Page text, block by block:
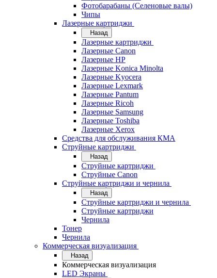
Фотобарабаны (Селеновые валы)
Чипы
Лазерные картриджи
Назад
Лазерные картриджи
Лазерные Canon
Лазерные HP
Лазерные Konica Minolta
Лазерные Kyocera
Лазерные Lexmark
Лазерные Pantum
Лазерные Ricoh
Лазерные Samsung
Лазерные Toshiba
Лазерные Xerox
Средства для обслуживания КМА
Струйные картриджи
Назад
Струйные картриджи
Струйные Canon
Струйные картриджи и чернила
Назад
Струйные картриджи и чернила
Струйные картриджи
Чернила
Тонер
Чернила
Коммерческая визуализация
Назад
Коммерческая визуализация
LED Экраны